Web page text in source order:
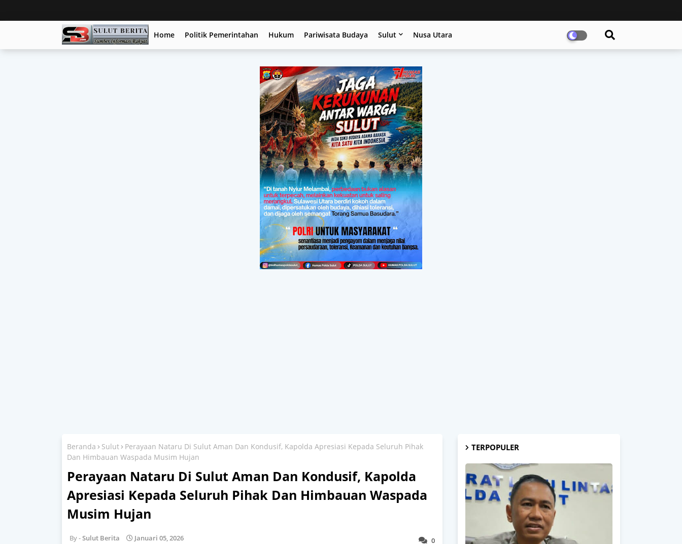
Home Politik Pemerintahan Hukum Pariwisata Budaya Sulut Nusa Utara
Beranda Sulut
Perayaan Nataru Di Sulut Aman Dan Kondusif, Kapolda Apresiasi Kepada Seluruh Pihak
Dan Himbauan Waspada Musim Hujan
Perayaan Nataru Di Sulut Aman Dan Kondusif, Kapolda
Apresiasi Kepada Seluruh Pihak Dan Himbauan Waspada
Musim Hujan
0
Sulut Berita Januari 05, 2026
TERPOPULER